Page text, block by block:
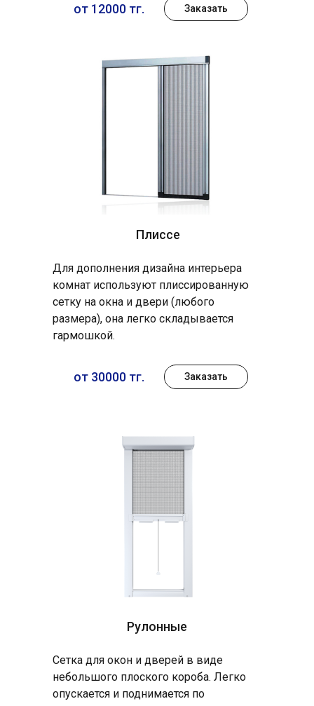
Плиссе
Для дополнения дизайна интерьера
комнат используют плиссированную
сетку на окна и двери (любого
размера), она легко складывается
гармошкой.
от 12000 тг.
от 30000 тг.
Заказать
Заказать
Рулонные
Сетка для окон и дверей в виде
небольшого плоского короба. Легко
опускается и поднимается по